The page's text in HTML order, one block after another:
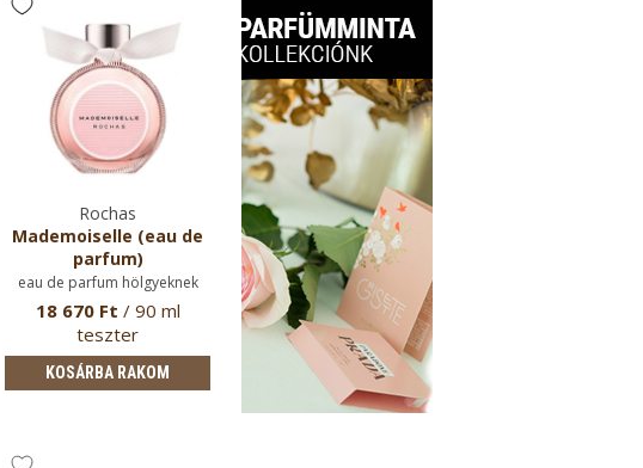
Rochas
Mademoiselle (eau de
parfum)
eau de parfum hölgyeknek
18 670 Ft / 90 ml
teszter
KOSÁRBA RAKOM